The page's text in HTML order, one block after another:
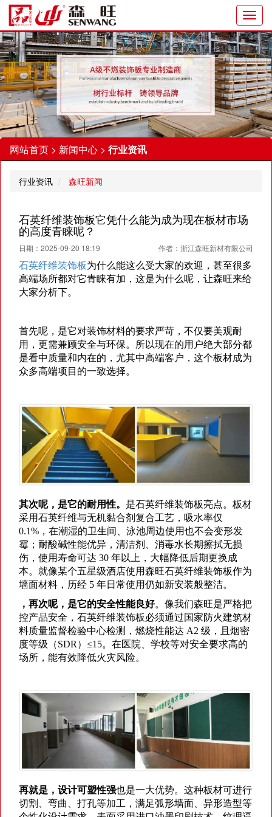
网站首页 > 新闻中心 > 行业资讯
行业资讯 森旺新闻
石英纤维装饰板它凭什么能为成为现在板材市场
的高度青睐呢？
日期：2025-09-20 18:19
作者：浙江森旺新材有限公司
石英纤维装饰板为什么能这么受大家的欢迎，甚至很多
高端场所都对它青睐有加，这是为什么呢，让森旺来给
大家分析下。
首先呢，是它对装饰材料的要求严苛，不仅要美观耐
用，更需兼顾安全与环保。所以现在的用户绝大部分都
是看中质量和内在的，尤其中高端客户，这个板材成为
众多高端项目的一致选择。
其次呢，是它的耐用性。 是石英纤维装饰板亮点。板材
采用石英纤维与无机黏合剂复合工艺，吸水率仅
0.1% ，在潮湿的卫生间、泳池周边使用也不会变形发
霉；耐酸碱性能优异，清洁剂、消毒水长期擦拭无损
伤，使用寿命可达 30 年以上，大幅降低后期更换成
本。就像某个五星级酒店使用森旺石英纤维装饰板作为
墙面材料，历经 5 年日常使用仍如新安装般整洁。
，再次呢，是它的安全性能良好。像我们森旺是严格把
控产品安全，石英纤维装饰板必须通过国家防火建筑材
料质量监督检验中心检测，燃烧性能达 A2 级，且烟密
度等级（SDR ） ≤15。在医院、学校等对安全要求高的
场所，能有效降低火灾风险。
再就是，设计可塑性强也是一大优势。这种板材可进行
切割、弯曲、打孔等加工，满足弧形墙面、异形造型等